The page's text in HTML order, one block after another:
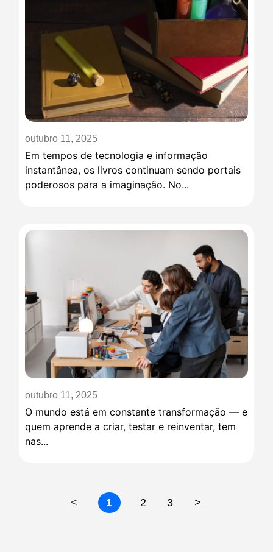
outubro 11, 2025
Em tempos de tecnologia e informação
instantânea, os livros continuam sendo portais
poderosos para a imaginação. No...
outubro 11, 2025
O mundo está em constante transformação — e
quem aprende a criar, testar e reinventar, tem
nas...
< 1 2 3 >